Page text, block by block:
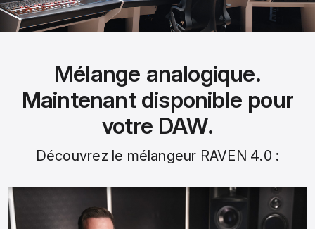
Mélange analogique.
Maintenant disponible pour
votre DAW.
Découvrez le mélangeur RAVEN 4.0 :